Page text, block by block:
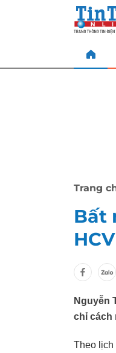
Trang
Bất
Nguyễn
chỉ cách
Theo lịch